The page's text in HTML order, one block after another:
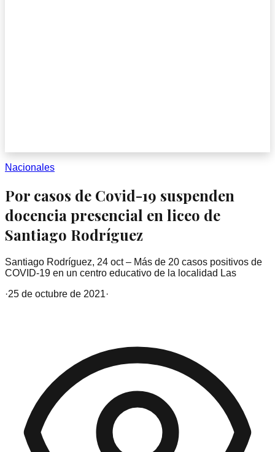
Nacionales
Por casos de Covid-19 suspenden
docencia presencial en liceo de
Santiago Rodríguez
Santiago Rodríguez, 24 oct – Más de 20 casos positivos de
COVID-19 en un centro educativo de la localidad Las
·25 de octubre de 2021·